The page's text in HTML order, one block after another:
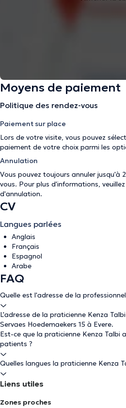
Moyens de paiement
Politique des rendez-vous
Paiement sur place
Lors de votre visite, vous pouvez
paiement de votre choix parmi les
Annulation
Vous pouvez toujours annuler jusqu'à
vous. Pour plus d'informations,
d'annulation.
CV
Langues parlées
Anglais
Français
Espagnol
Arabe
FAQ
Quelle est l'adresse de la
L'adresse de la praticienne Kenza
Servaes Hoedemaekers 15 à Evere.
Est-ce que la praticienne Kenza Talbi
patients ?
Quelles langues la praticienne Kenza
Liens utiles
Zones proches